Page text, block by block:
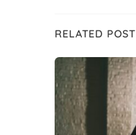
RELATED